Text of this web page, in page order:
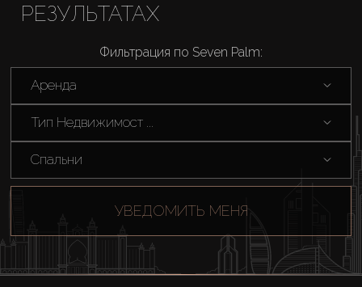
РЕЗУЛЬТАТАХ
Фильтрация по Seven Palm:
Аренда
Тип Недвижимост ...
Спальни
УВЕДОМИТЬ МЕНЯ